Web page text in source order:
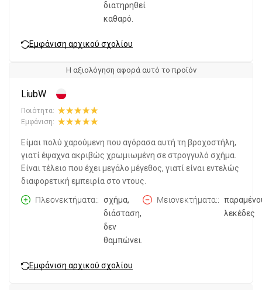
διατηρηθεί
καθαρό.
Εμφάνιση αρχικού σχολίου
Η αξιολόγηση αφορά αυτό το προϊόν
LiubW
Ποιότητα:
Εμφάνιση:
Είμαι πολύ χαρούμενη που αγόρασα αυτή τη βροχοστήλη,
γιατί έψαχνα ακριβώς χρωμιωμένη σε στρογγυλό σχήμα.
Είναι τέλειο που έχει μεγάλο μέγεθος, γιατί είναι εντελώς
διαφορετική εμπειρία στο ντους.
Πλεονεκτήματα:
σχήμα,
διάσταση,
δεν
θαμπώνει.
Μειονεκτήματα:
λεκέδες
Εμφάνιση αρχικού σχολίου